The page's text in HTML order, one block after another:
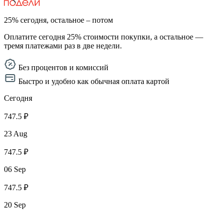
25% сегодня, остальное – потом
Оплатите сегодня 25% стоимости покупки, а остальное —
тремя платежами раз в две недели.
Без процентов и комиссий
Быстро и удобно как обычная оплата картой
Сегодня
747.5 ₽
23 Aug
747.5 ₽
06 Sep
747.5 ₽
20 Sep